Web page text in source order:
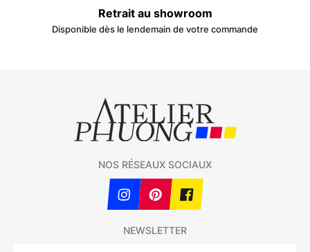
Retrait au showroom
Disponible dès le lendemain de votre commande
NEWSLETTER
NOS RÉSEAUX SOCIAUX